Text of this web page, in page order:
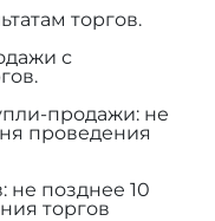
торгов.
с
продажи: не
проведения
не позднее 10
торгов